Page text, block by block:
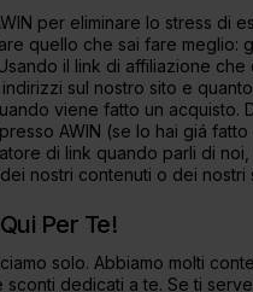
per eliminare lo stress di
quello che sai fare meglio:
il link di affiliazione che
indirizzi sul nostro sito e
viene fatto un acquisto.
AWIN (se lo hai giá fatto
di link quando parli di
nostri contenuti o dei nostri
Per Te!
solo. Abbiamo molti
sconti dedicati a te. Se ti